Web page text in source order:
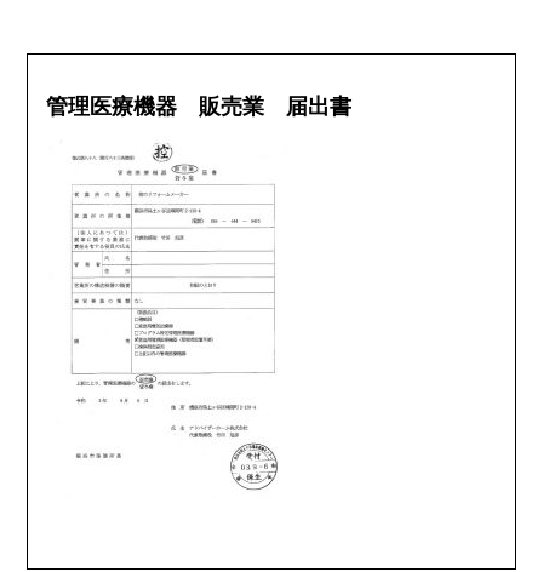
管理医療機器 販売業 届出書